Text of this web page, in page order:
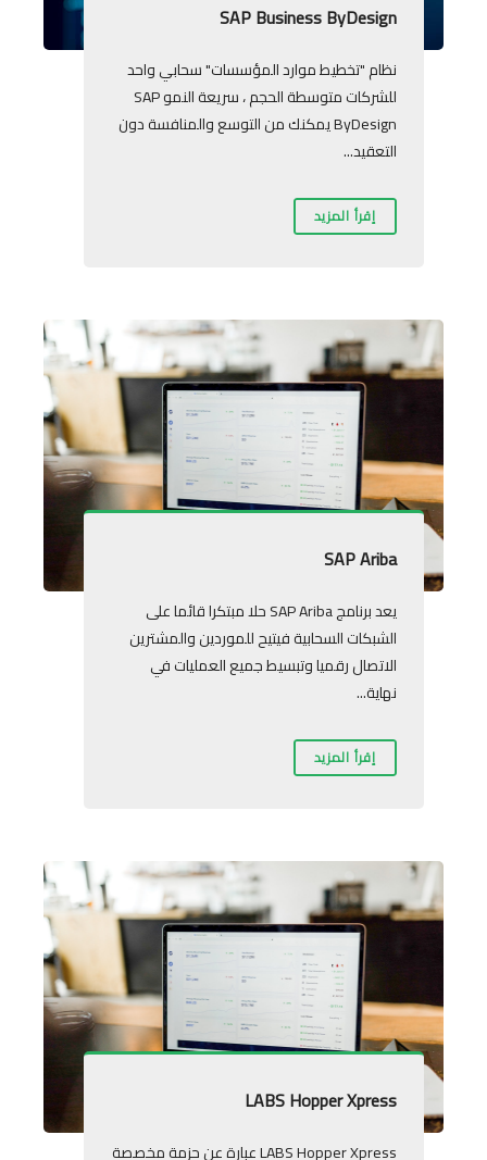
SAP Business ByDesign
نظام "تخطيط موارد المؤسسات" سحابي واحد
للشركات متوسطة الحجم ، سريعة النمو SAP
ByDesign يمكنك من التوسع والمنافسة دون
التعقيد...
إقرأ المزيد
SAP Ariba
يعد برنامج SAP Ariba حلا مبتكرا قائما على
الشبكات السحابية فيتيح للموردين والمشترين
الاتصال رقميا وتبسيط جميع العمليات في
نهاية...
إقرأ المزيد
LABS Hopper Xpress
LABS Hopper Xpress عبارة عن حزمة مخصصة